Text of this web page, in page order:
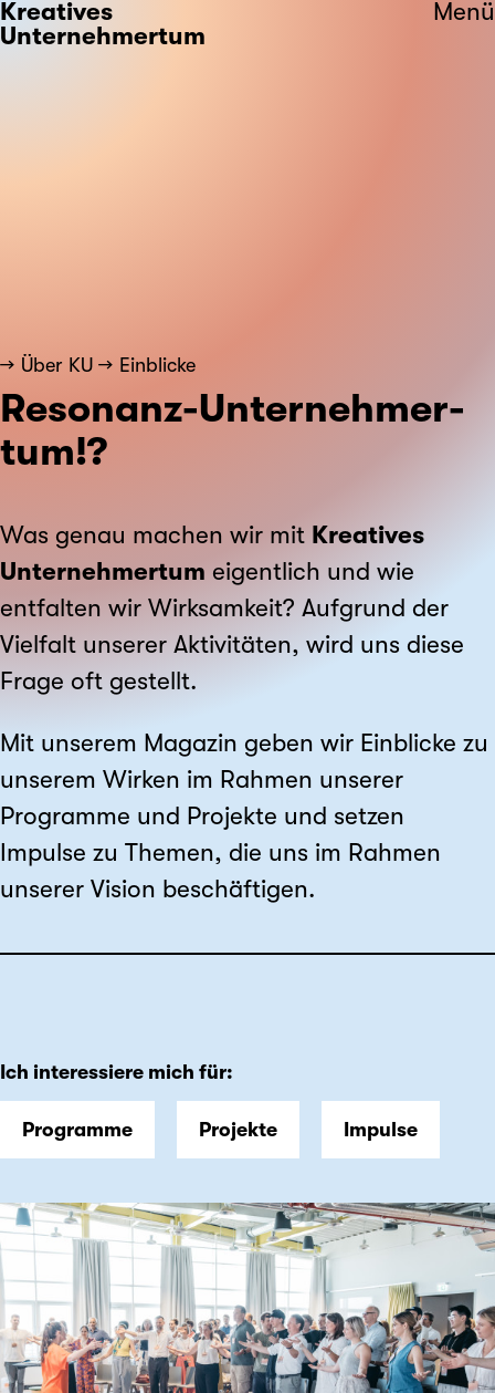
Kreatives
Unternehmertum
Menü
Über KU Einblicke
Resonanz-Unter­nehmer­
tum!?
Was genau machen wir mit Kreatives
Unternehmertum eigentlich und wie
entfalten wir Wirksamkeit? Aufgrund der
Vielfalt unserer Aktivitäten, wird uns diese
Frage oft gestellt.
Mit unserem Magazin geben wir Einblicke zu
unserem Wirken im Rahmen unserer
Programme und Projekte und setzen
Impulse zu Themen, die uns im Rahmen
unserer Vision beschäftigen.
Ich interessiere mich für:
Programme Projekte Impulse